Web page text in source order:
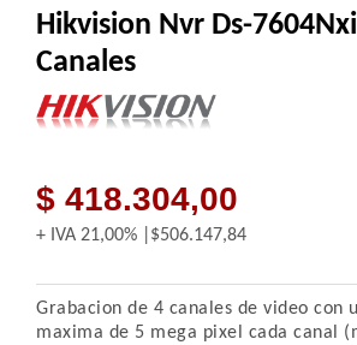
Hikvision Nvr Ds-
Canales
$ 418.304,00
+ IVA 21,00% $506.147,84
Grabacion de 4 canales de video con
maxima de 5 mega pixel cada canal